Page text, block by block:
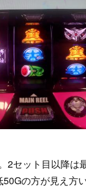
2セット目以降は
の方が見え方